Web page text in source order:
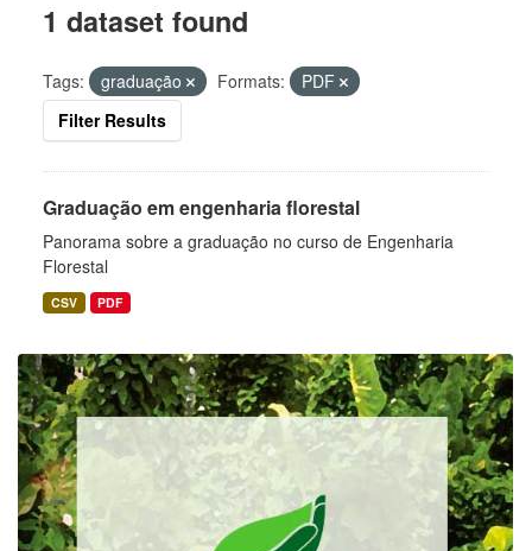
1 dataset found
Tags: graduação Formats:
PDF
Filter Results
Graduação em engenharia florestal
Panorama sobre a graduação no curso de Engenharia
Florestal
CSV PDF